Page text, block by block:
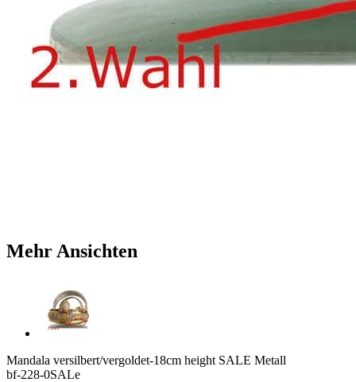
Mehr Ansichten
Mandala versilbert/vergoldet-18cm height SALE Metall
bf-228-0SALe